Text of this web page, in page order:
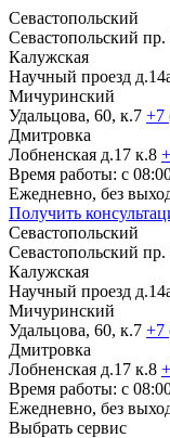
Севастопольский
Севастопольский пр.
Калужская
Научный проезд
Мичуринский
Удальцова, 60, к.7 +7
Дмитровка
Лобненская д.17 к.8
Время работы: с
Ежедневно, без
Получить
Севастопольский
Севастопольский пр.
Калужская
Научный проезд
Мичуринский
Удальцова, 60, к.7 +7
Дмитровка
Лобненская д.17 к.8
Время работы: с
Ежедневно, без
Выбрать сервис